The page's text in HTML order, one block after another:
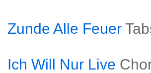
Zunde Alle Feuer
Ich Will Nur Live